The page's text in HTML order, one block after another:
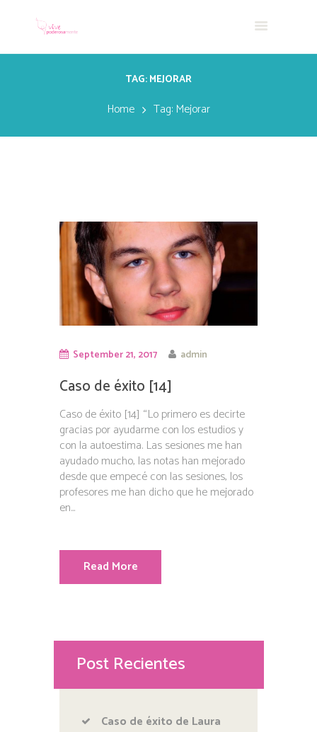
TAG: MEJORAR
Home Tag: Mejorar
September 21, 2017 admin
Caso de éxito [14]
Caso de éxito [14] “Lo primero es decirte
gracias por ayudarme con los estudios y
con la autoestima. Las sesiones me han
ayudado mucho, las notas han mejorado
desde que empecé con las sesiones, los
profesores me han dicho que he mejorado
en...
Read More
Post Recientes
Caso de éxito de Laura